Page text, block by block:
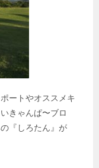
ートやオススメキ
きゃんぱ〜ブロ
『しろたん』が